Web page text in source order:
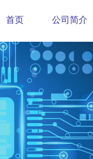
首页 公司简介